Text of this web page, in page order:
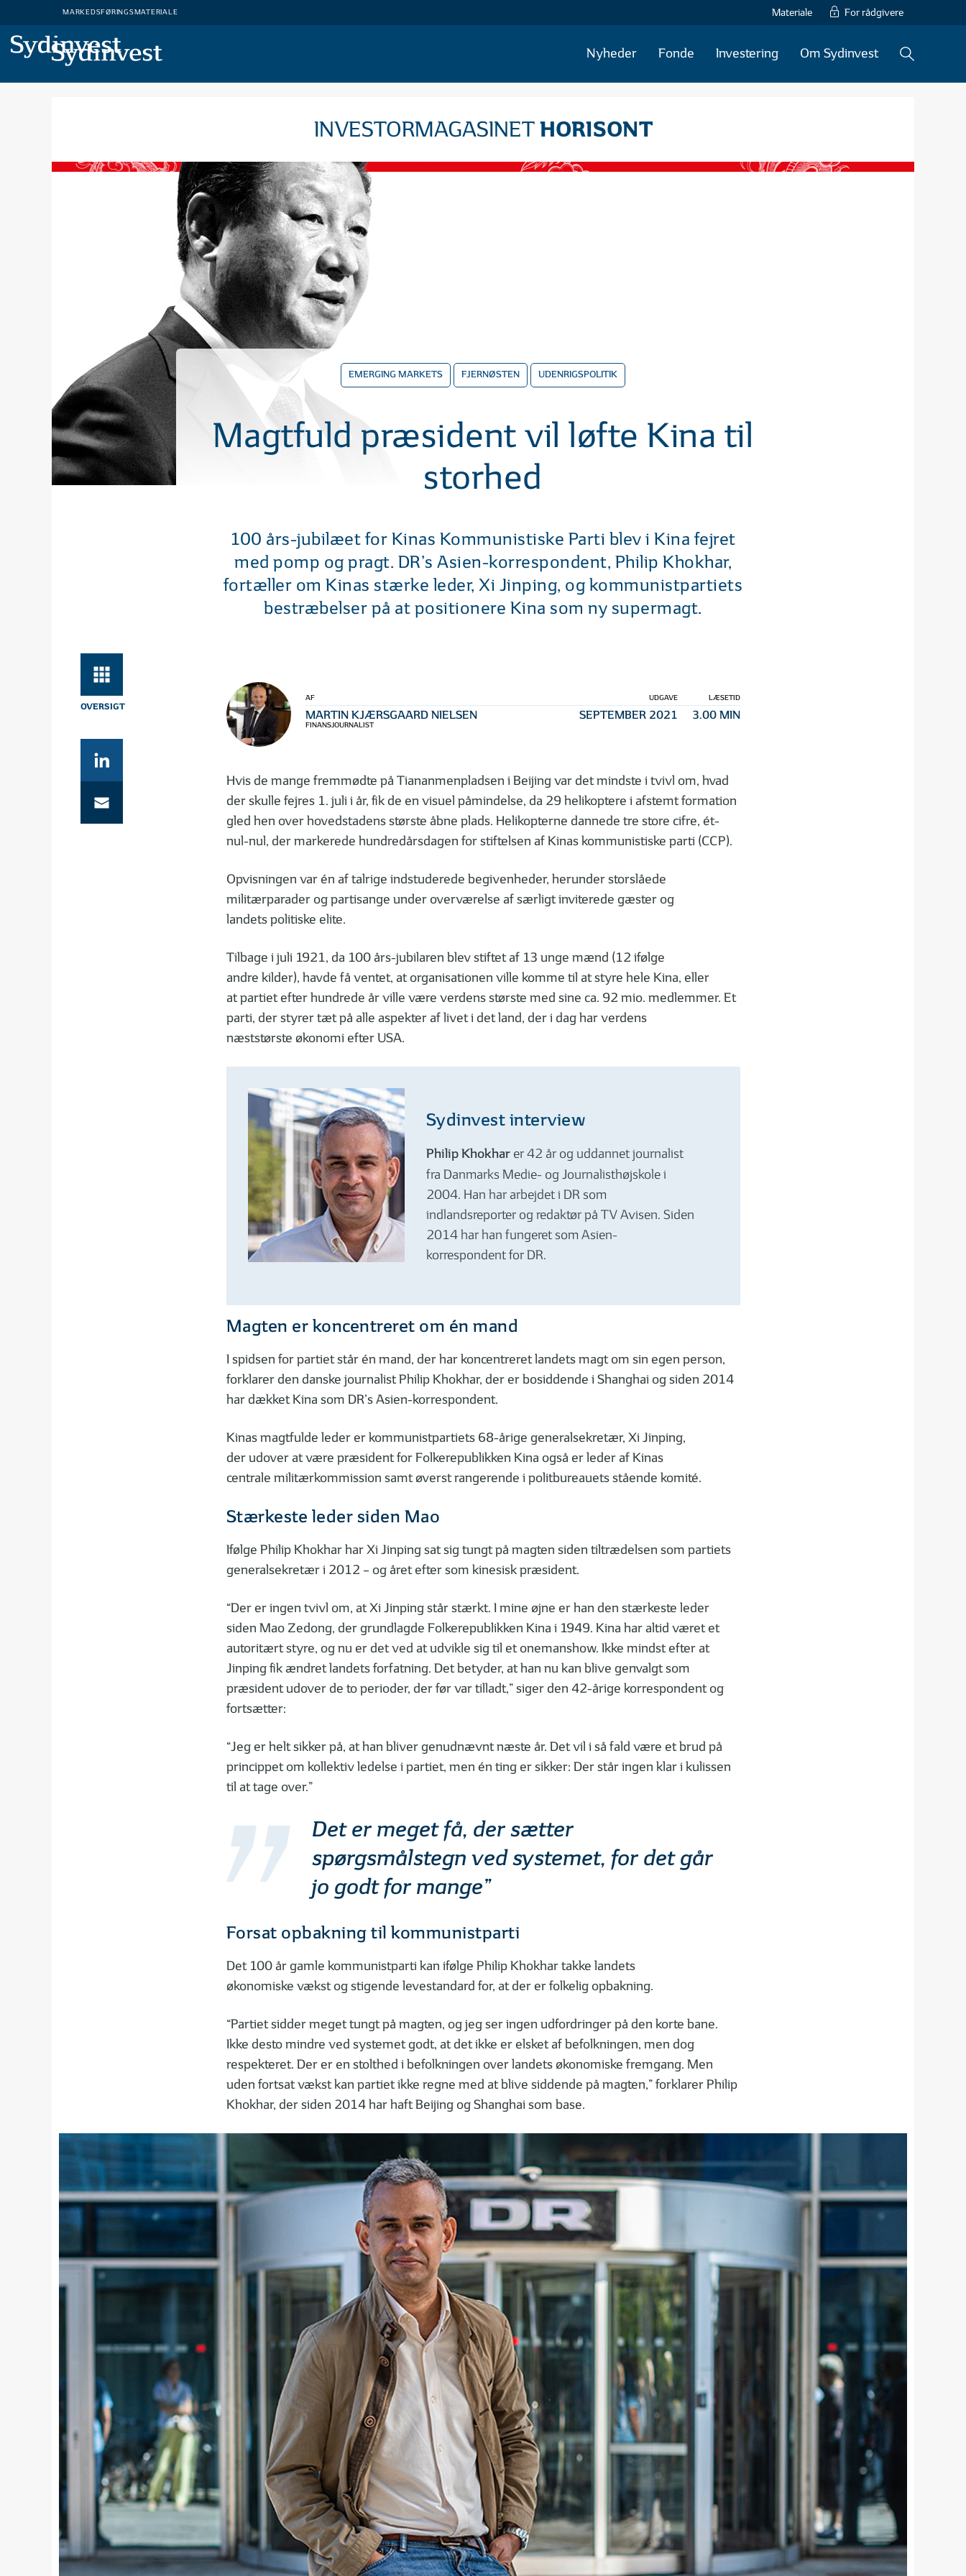
MARKEDSFØRINGSMATERIALE Materiale For rådgivere
MARKEDSFØRINGSMATERIALE
Nyheder Fonde Investering Om Sydinvest
INVESTORMAGASINETHORISONT
EMERGING MARKETS FJERNØSTEN UDENRIGSPOLITIK
Magtfuld præsident vil løfte Kina til
storhed
100 års-jubilæet for Kinas Kommunistiske Parti blev i Kina fejret
med pomp og pragt. DR’s Asien-korrespondent, Philip Khokhar,
fortæller om Kinas stærke leder, Xi Jinping, og kommunistpartiets
bestræbelser på at positionere Kina som ny supermagt.
AF
MARTIN KJÆRSGAARD NIELSEN
FINANSJOURNALIST
UDGAVE
SEPTEMBER 2021
LÆSETID
3.00 MIN
Hvis de mange fremmødte på Tiananmenpladsen i Beijing var det mindste i tvivl om, hvad
der skulle fejres 1. juli i år, fik de en visuel påmindelse, da 29 helikoptere i afstemt formation
gled hen over hovedstadens største åbne plads. Helikopterne dannede tre store cifre, ét-
nul-nul, der markerede hundredårsdagen for stiftelsen af Kinas kommunistiske parti (CCP).
Opvisningen var én af talrige indstuderede begivenheder, herunder storslåede
militærparader og partisange under overværelse af særligt inviterede gæster og
landets politiske elite.
Tilbage i juli 1921, da 100 års-jubilaren blev stiftet af 13 unge mænd (12 ifølge
andre kilder), havde få ventet, at organisationen ville komme til at styre hele Kina, eller
at partiet efter hundrede år ville være verdens største med sine ca. 92 mio. medlemmer. Et
parti, der styrer tæt på alle aspekter af livet i det land, der i dag har verdens
næststørste økonomi efter USA.
Sydinvest interview
Philip Khokharer 42 år og uddannet journalist
fra Danmarks Medie- og Journalisthøjskole i
2004. Han har arbejdet i DR som
indlandsreporter og redaktør på TV Avisen. Siden
2014 har han fungeret som Asien-
korrespondent for DR.
Magten er koncentreret om én mand
I spidsen for partiet står én mand, der har koncentreret landets magt om sin egen person,
forklarer den danske journalist Philip Khokhar, der er bosiddende i Shanghai og siden 2014
har dækket Kina som DR’s Asien-korrespondent.
Kinas magtfulde leder er kommunistpartiets 68-årige generalsekretær, Xi Jinping,
der udover at være præsident for Folkerepublikken Kina også er leder af Kinas
centrale militærkommission samt øverst rangerende i politbureauets stående komité.
Stærkeste leder siden Mao
Ifølge Philip Khokhar har Xi Jinping sat sig tungt på magten siden tiltrædelsen som partiets
generalsekretær i 2012 – og året efter som kinesisk præsident.
“Der er ingen tvivl om, at Xi Jinping står stærkt. I mine øjne er han den stærkeste leder
siden Mao Zedong, der grundlagde Folkerepublikken Kina i 1949. Kina har altid været et
autoritært styre, og nu er det ved at udvikle sig til et onemanshow. Ikke mindst efter at
Jinping fik ændret landets forfatning. Det betyder, at han nu kan blive genvalgt som
præsident udover de to perioder, der før var tilladt,” siger den 42-årige korrespondent og
fortsætter:
“Jeg er helt sikker på, at han bliver genudnævnt næste år. Det vil i så fald være et brud på
princippet om kollektiv ledelse i partiet, men én ting er sikker: Der står ingen klar i kulissen
til at tage over.”
Det er meget få, der sætter
spørgsmålstegn ved systemet, for det går
jo godt for mange”
Forsat opbakning til kommunistparti
Det 100 år gamle kommunistparti kan ifølge Philip Khokhar takke landets
økonomiske vækst og stigende levestandard for, at der er folkelig opbakning.
“Partiet sidder meget tungt på magten, og jeg ser ingen udfordringer på den korte bane.
Ikke desto mindre ved systemet godt, at det ikke er elsket af befolkningen, men dog
respekteret. Der er en stolthed i befolkningen over landets økonomiske fremgang. Men
uden fortsat vækst kan partiet ikke regne med at blive siddende på magten,” forklarer Philip
Khokhar, der siden 2014 har haft Beijing og Shanghai som base.